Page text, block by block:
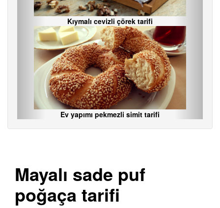
Kıymalı cevizli çörek tarifi
Ev yapımı pekmezli simit tarifi
Mayalı sade puf
poğaça tarifi